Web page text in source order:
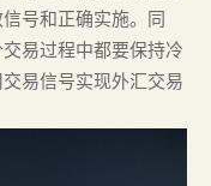
号和正确实施。同
易过程中都要保持冷
易信号实现外汇交易